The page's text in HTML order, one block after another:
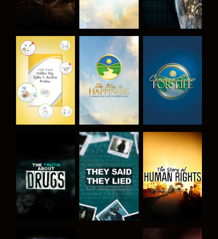
TITTA TITTA TITTA
TITTA TITTA TITTA